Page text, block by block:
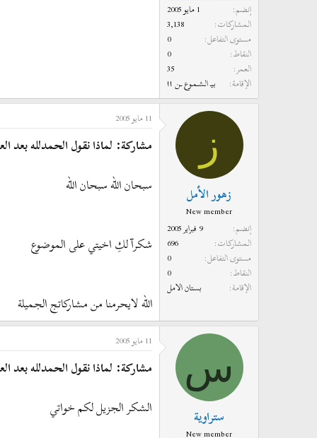
إنضم
1 مايو 2005
المشاركات
3,138
مستوى التفاعل
0
النقاط
0
العمر
35
الإقامة
بـيـ الشـمـوع ــن !!
ز
زهور الأمل
New member
إنضم
9 فبراير 2005
المشاركات
696
مستوى التفاعل
0
النقاط
0
الإقامة
بستان الامل
11 مايو 2005
مشاركة: لماذا نقول الحمدلله بعد
سبحان الله سبحان الله
شكرآ لكِ اخيتي على الموضوع
الله لايحرمنا من مشاركاتج الجميلة
س
ستراوية
New member
11 مايو 2005
مشاركة: لماذا نقول الحمدلله بعد
الشكر الجزيل لكم خواتي